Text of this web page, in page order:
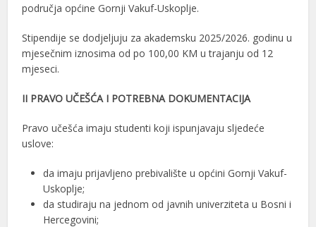
područja općine Gornji Vakuf-Uskoplje.
Stipendije se dodjeljuju za akademsku 2025/2026. godinu u
mjesečnim iznosima od po 100,00 KM u trajanju od 12
mjeseci.
II PRAVO UČEŠĆA I POTREBNA DOKUMENTACIJA
Pravo učešća imaju studenti koji ispunjavaju sljedeće
uslove:
da imaju prijavljeno prebivalište u općini Gornji Vakuf-
Uskoplje;
da studiraju na jednom od javnih univerziteta u Bosni i
Hercegovini;